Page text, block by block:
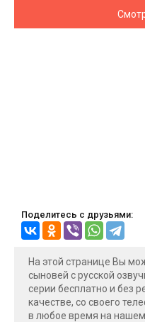
Поделитесь с друзьями:
На этой странице Вы
сыновей с русской
серии бесплатно и без
качестве, со своего
в любое время на нашем